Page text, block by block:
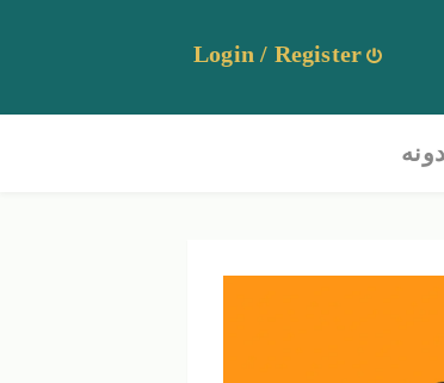
Login / Register